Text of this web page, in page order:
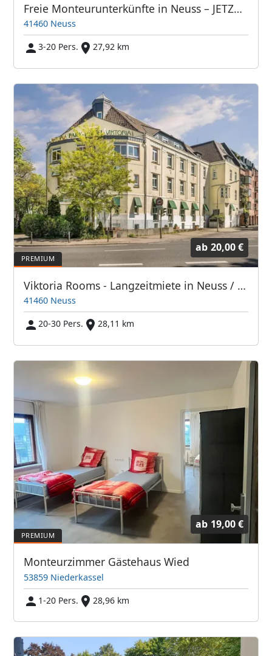
Freie Monteurunterkünfte in Neuss – JETZT anrufen! Wir sprechen auch Polnisch
41460 Neuss
3-20 Pers.
27,92 km
ab 20,00 €
Viktoria Rooms - Langzeitmiete in Neuss / Monteurzimmer
41460 Neuss
20-30 Pers.
28,11 km
ab 19,00 €
Monteurzimmer Gästehaus Wied
53859 Niederkassel
1-20 Pers.
28,96 km